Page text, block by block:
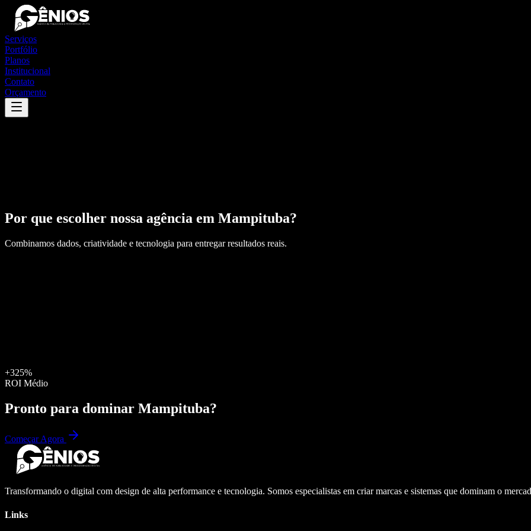
Serviços
Portfólio
Planos
Institucional
Contato
Orçamento
Por que escolher nossa agência em Mampituba?
Combinamos dados, criatividade e tecnologia para entregar resultados reais.
+325%
ROI Médio
Pronto para dominar Mampituba?
Começar Agora
Transformando o digital com design de alta performance e tecnologia. Somos especialistas em criar marcas e sistemas que dominam o
Links